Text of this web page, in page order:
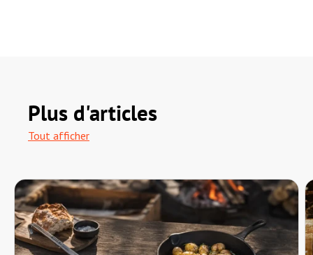
Plus d'articles
Tout afficher